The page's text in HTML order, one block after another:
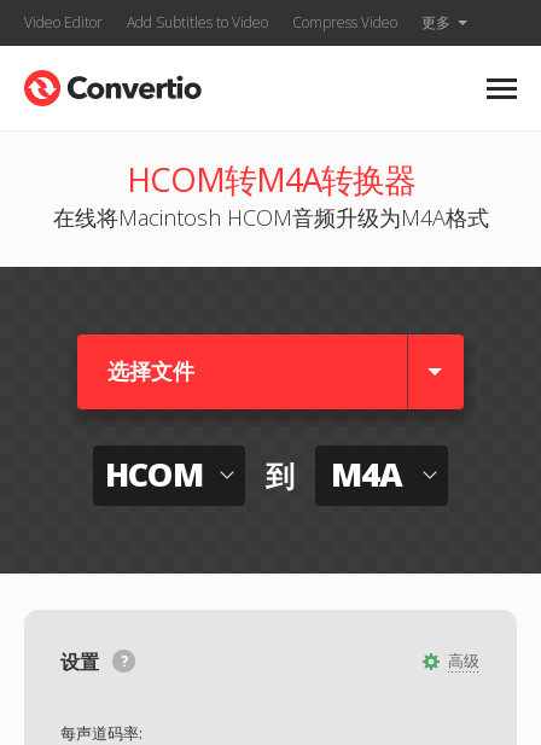
Video Editor Add Subtitles to Video Compress Video 更多
HCOM转M4A转换器
在线将Macintosh HCOM音频升级为M4A格式
选择文件
HCOM 到 M4A
高级
设置
每声道码率: